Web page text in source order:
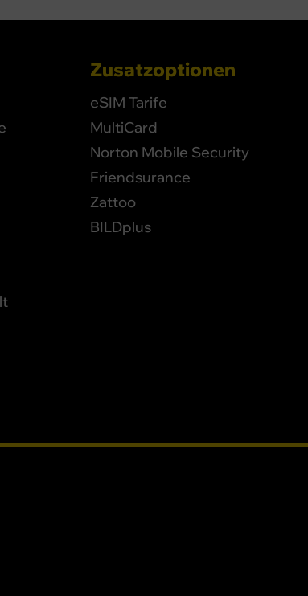
Zusatzoptionen
eSIM Tarife
MultiCard
Norton Mobile Security
Friendsurance
Zattoo
BILDplus